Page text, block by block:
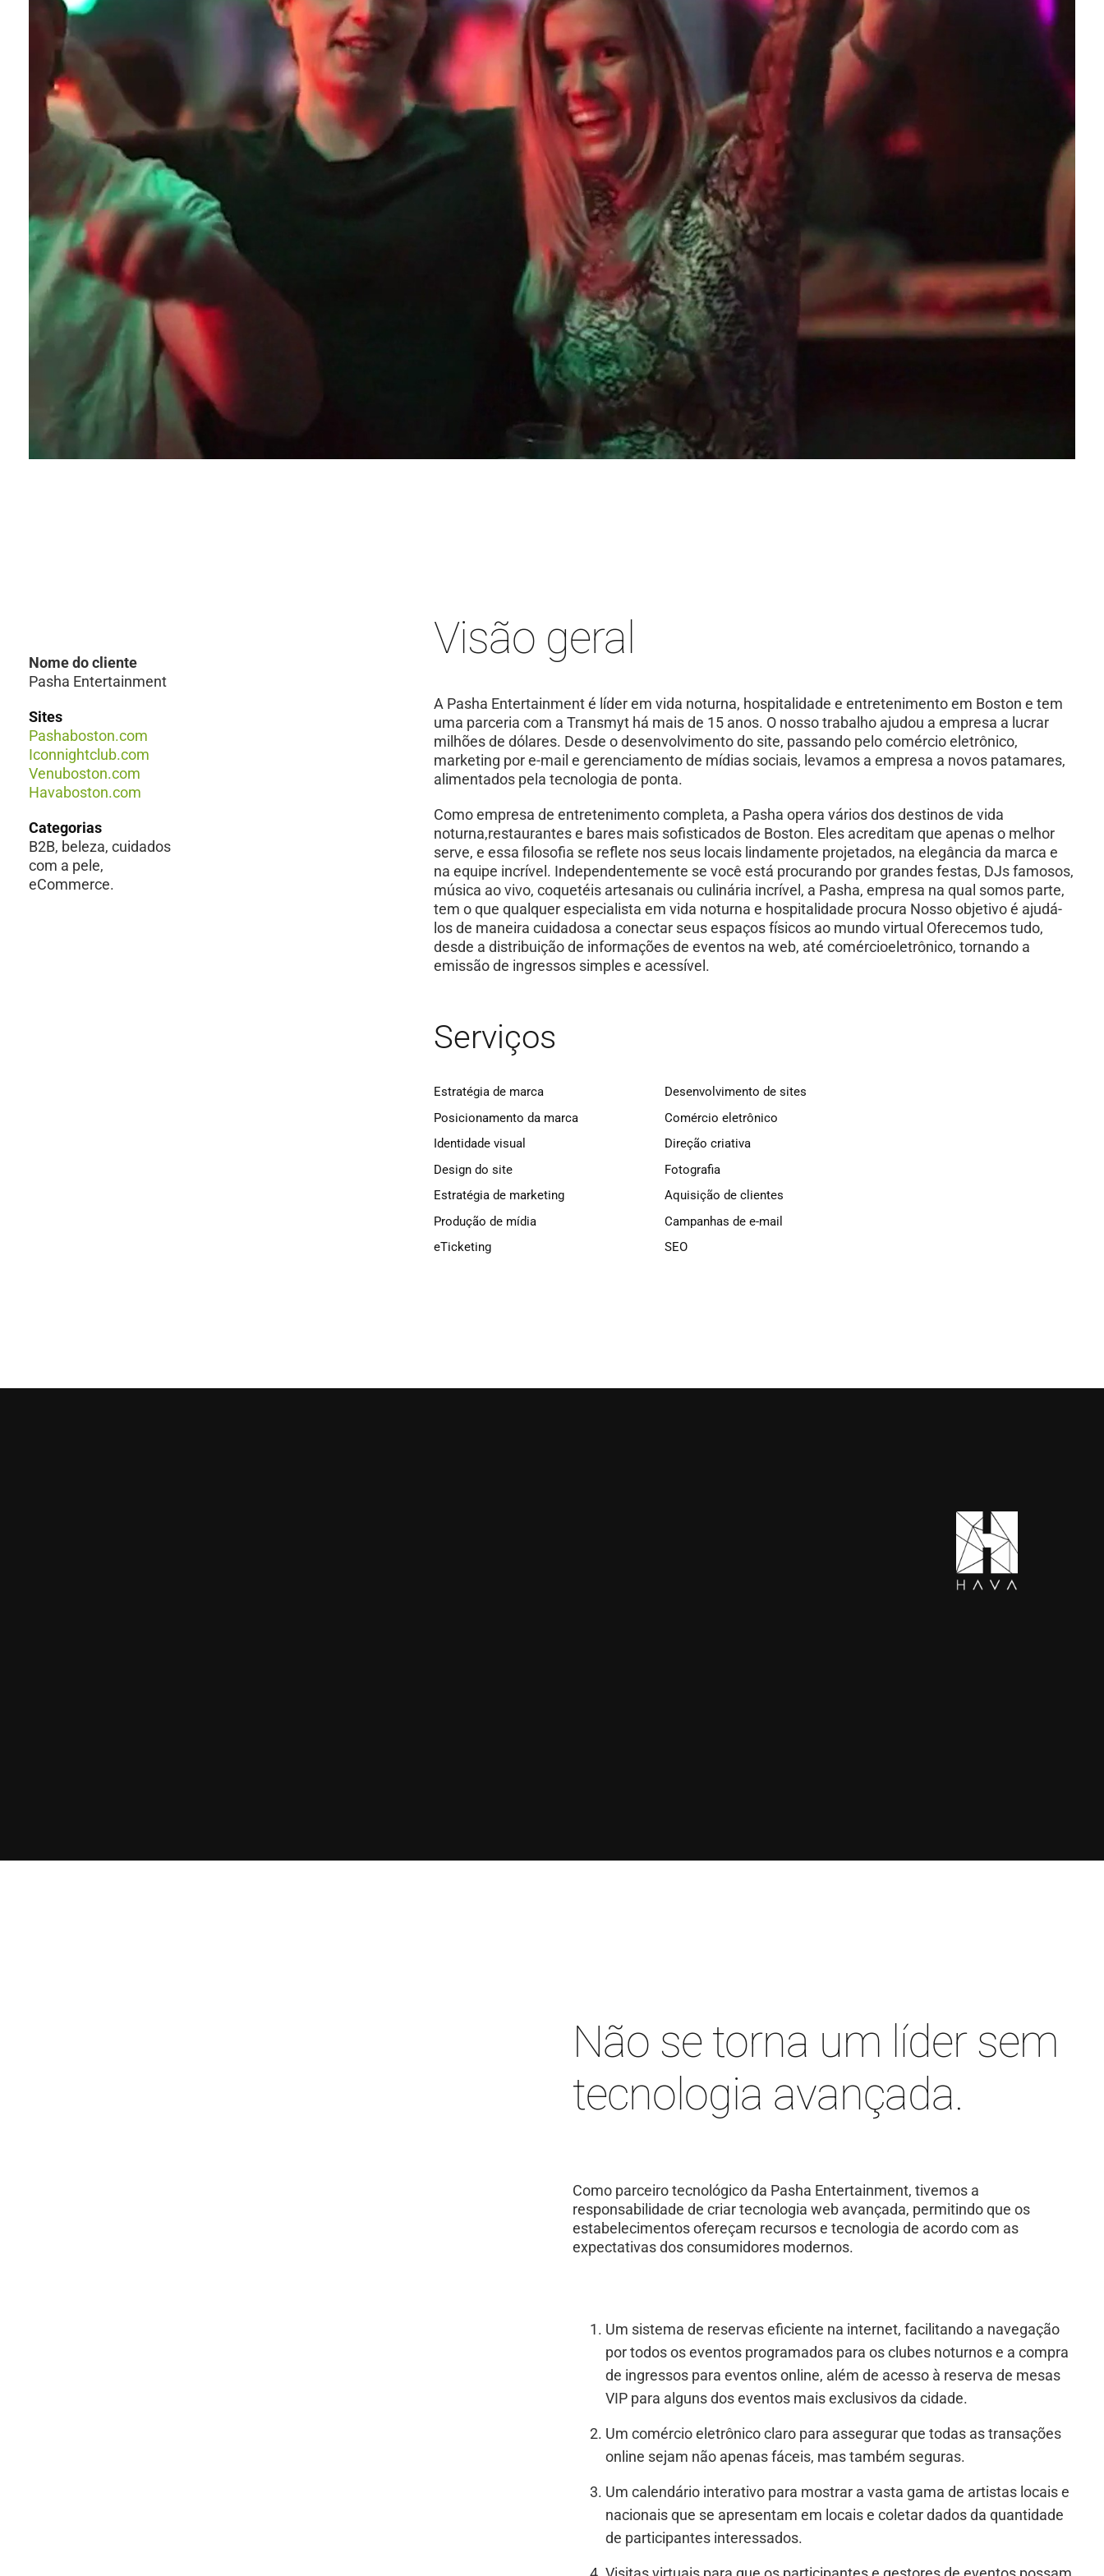
Nome do cliente
Pasha Entertainment
Sites
Pashaboston.com
Iconnightclub.com
Venuboston.com
Havaboston.com
Categorias
B2B, beleza, cuidados
com a pele,
eCommerce.
Visão geral
A Pasha Entertainment é líder em vida noturna, hospitalidade e entretenimento em Boston e tem
uma parceria com a Transmyt há mais de 15 anos. O nosso trabalho ajudou a empresa a lucrar
milhões de dólares. Desde o desenvolvimento do site, passando pelo comércio eletrônico,
marketing por e-mail e gerenciamento de mídias sociais, levamos a empresa a novos patamares,
alimentados pela tecnologia de ponta.
Como empresa de entretenimento completa, a Pasha opera vários dos destinos de vida
noturna,restaurantes e bares mais sofisticados de Boston. Eles acreditam que apenas o melhor
serve, e essa filosofia se reflete nos seus locais lindamente projetados, na elegância da marca e
na equipe incrível. Independentemente se você está procurando por grandes festas, DJs famosos,
música ao vivo, coquetéis artesanais ou culinária incrível, a Pasha, empresa na qual somos parte,
tem o que qualquer especialista em vida noturna e hospitalidade procura Nosso objetivo é ajudá-
los de maneira cuidadosa a conectar seus espaços físicos ao mundo virtual Oferecemos tudo,
desde a distribuição de informações de eventos na web, até comércioeletrônico, tornando a
emissão de ingressos simples e acessível.
Serviços
Estratégia de marca
Posicionamento da marca
Identidade visual
Design do site
Estratégia de marketing
Produção de mídia
eTicketing
Desenvolvimento de sites
Comércio eletrônico
Direção criativa
Fotografia
Aquisição de clientes
Campanhas de e-mail
SEO
Não se torna um líder sem
tecnologia avançada.
Como parceiro tecnológico da Pasha Entertainment, tivemos a
responsabilidade de criar tecnologia web avançada, permitindo que os
estabelecimentos ofereçam recursos e tecnologia de acordo com as
expectativas dos consumidores modernos.
Um sistema de reservas eficiente na internet, facilitando a navegação
por todos os eventos programados para os clubes noturnos e a compra
de ingressos para eventos online, além de acesso à reserva de mesas
VIP para alguns dos eventos mais exclusivos da cidade.
Um comércio eletrônico claro para assegurar que todas as transações
online sejam não apenas fáceis, mas também seguras.
Um calendário interativo para mostrar a vasta gama de artistas locais e
nacionais que se apresentam em locais e coletar dados da quantidade
de participantes interessados.